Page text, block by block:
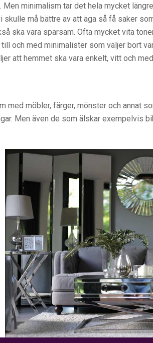
minimalism tar det hela mycket
må bättre av att äga så få saker
ska vara sparsam. Ofta mycket vita
och med minimalister som väljer bort
att hemmet ska vara enkelt, vitt och
möbler, färger, mönster och annat
Men även de som älskar exempelvis